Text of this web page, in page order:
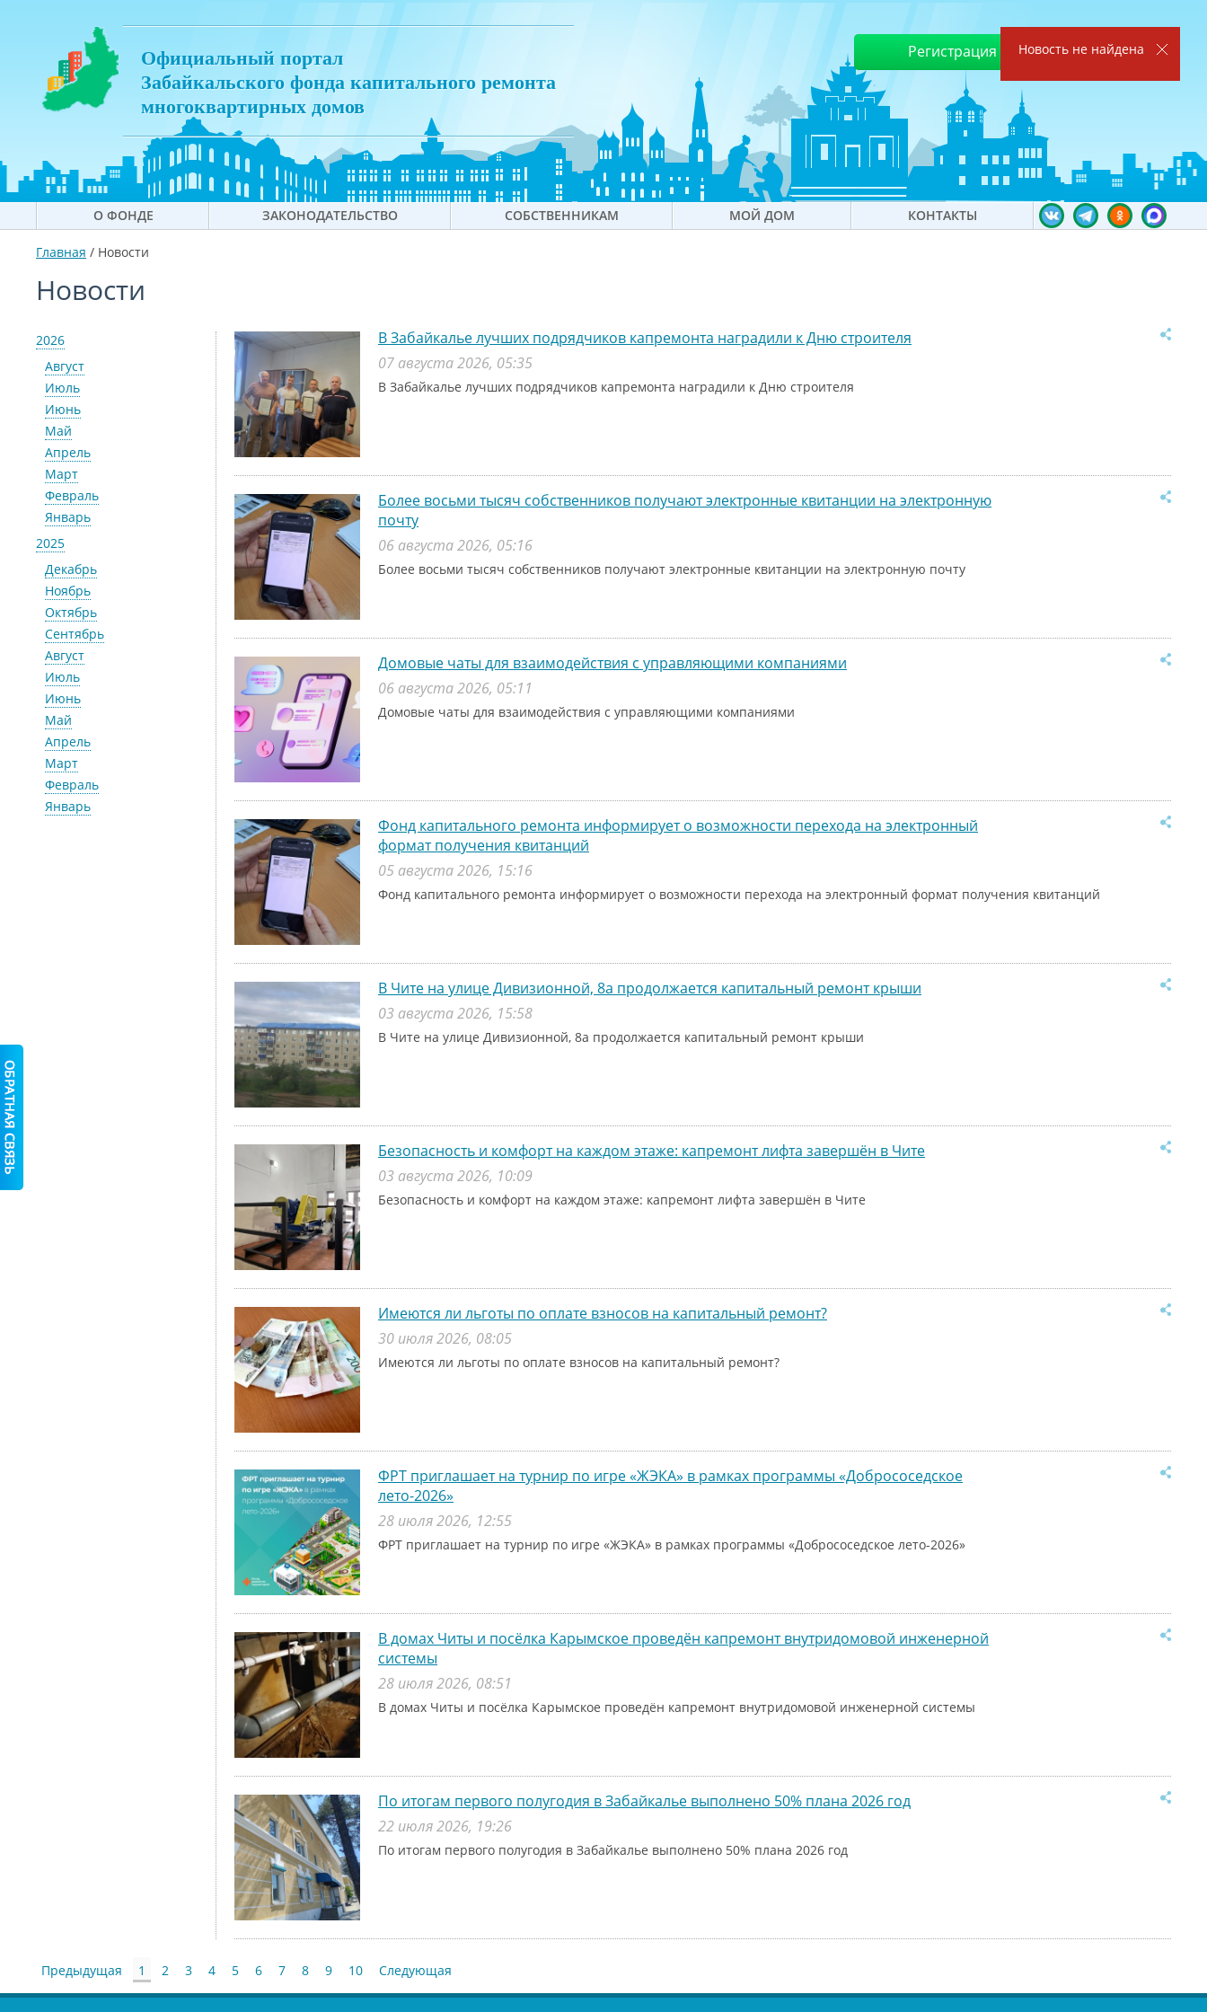
Официальный портал
Забайкальского фонда капитального ремонта
многоквартирных домов
Регистрация Войти
О ФОНДЕ ЗАКОНОДАТЕЛЬСТВО СОБСТВЕННИКАМ МОЙ ДОМ КОНТАКТЫ
Новость не найдена
Главная / Новости
Новости
2026
Август
Июль
Июнь
Май
Апрель
Март
Февраль
Январь
2025
Декабрь
Ноябрь
Октябрь
Сентябрь
Август
Июль
Июнь
Май
Апрель
Март
Февраль
Январь
В Забайкалье лучших подрядчиков капремонта наградили к Дню строителя
07 августа 2026, 05:35
В Забайкалье лучших подрядчиков капремонта наградили к Дню строителя
Более восьми тысяч собственников получают электронные квитанции на электронную
почту
06 августа 2026, 05:16
Более восьми тысяч собственников получают электронные квитанции на электронную почту
Домовые чаты для взаимодействия с управляющими компаниями
06 августа 2026, 05:11
Домовые чаты для взаимодействия с управляющими компаниями
Фонд капитального ремонта информирует о возможности перехода на электронный
формат получения квитанций
05 августа 2026, 15:16
Фонд капитального ремонта информирует о возможности перехода на электронный формат получения квитанций
В Чите на улице Дивизионной, 8а продолжается капитальный ремонт крыши
03 августа 2026, 15:58
В Чите на улице Дивизионной, 8а продолжается капитальный ремонт крыши
Безопасность и комфорт на каждом этаже: капремонт лифта завершён в Чите
03 августа 2026, 10:09
Безопасность и комфорт на каждом этаже: капремонт лифта завершён в Чите
Имеются ли льготы по оплате взносов на капитальный ремонт?
30 июля 2026, 08:05
Имеются ли льготы по оплате взносов на капитальный ремонт?
ФРТ приглашает на турнир по игре «ЖЭКА» в рамках программы «Добрососедское
лето-2026»
28 июля 2026, 12:55
ФРТ приглашает на турнир по игре «ЖЭКА» в рамках программы «Добрососедское лето-2026»
В домах Читы и посёлка Карымское проведён капремонт внутридомовой инженерной
системы
28 июля 2026, 08:51
В домах Читы и посёлка Карымское проведён капремонт внутридомовой инженерной системы
По итогам первого полугодия в Забайкалье выполнено 50% плана 2026 год
22 июля 2026, 19:26
По итогам первого полугодия в Забайкалье выполнено 50% плана 2026 год
Предыдущая 1 2 3 4 5 6 7 8 9 10 Следующая